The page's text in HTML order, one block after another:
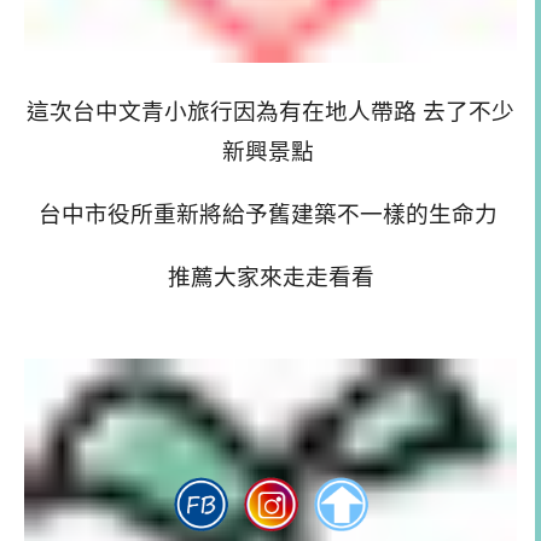
這次台中文青小旅行因為有在地人帶路 去了不少
新興景點
台中市役所重新將給予舊建築不一樣的生命力
推薦大家來走走看看